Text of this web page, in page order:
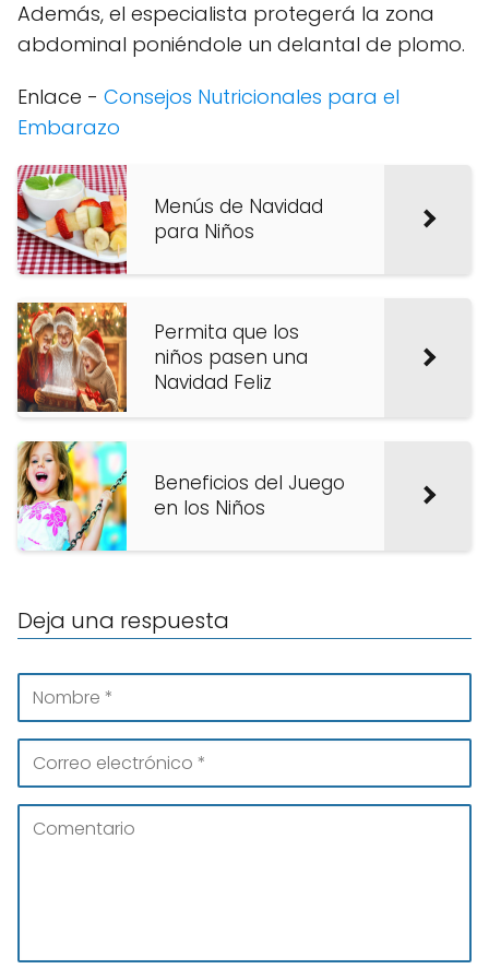
Además, el especialista protegerá la zona
abdominal poniéndole un delantal de plomo.
Enlace - Consejos Nutricionales para el
Embarazo
Menús de Navidad
para Niños
Permita que los
niños pasen una
Navidad Feliz
Beneficios del Juego
en los Niños
Deja una respuesta